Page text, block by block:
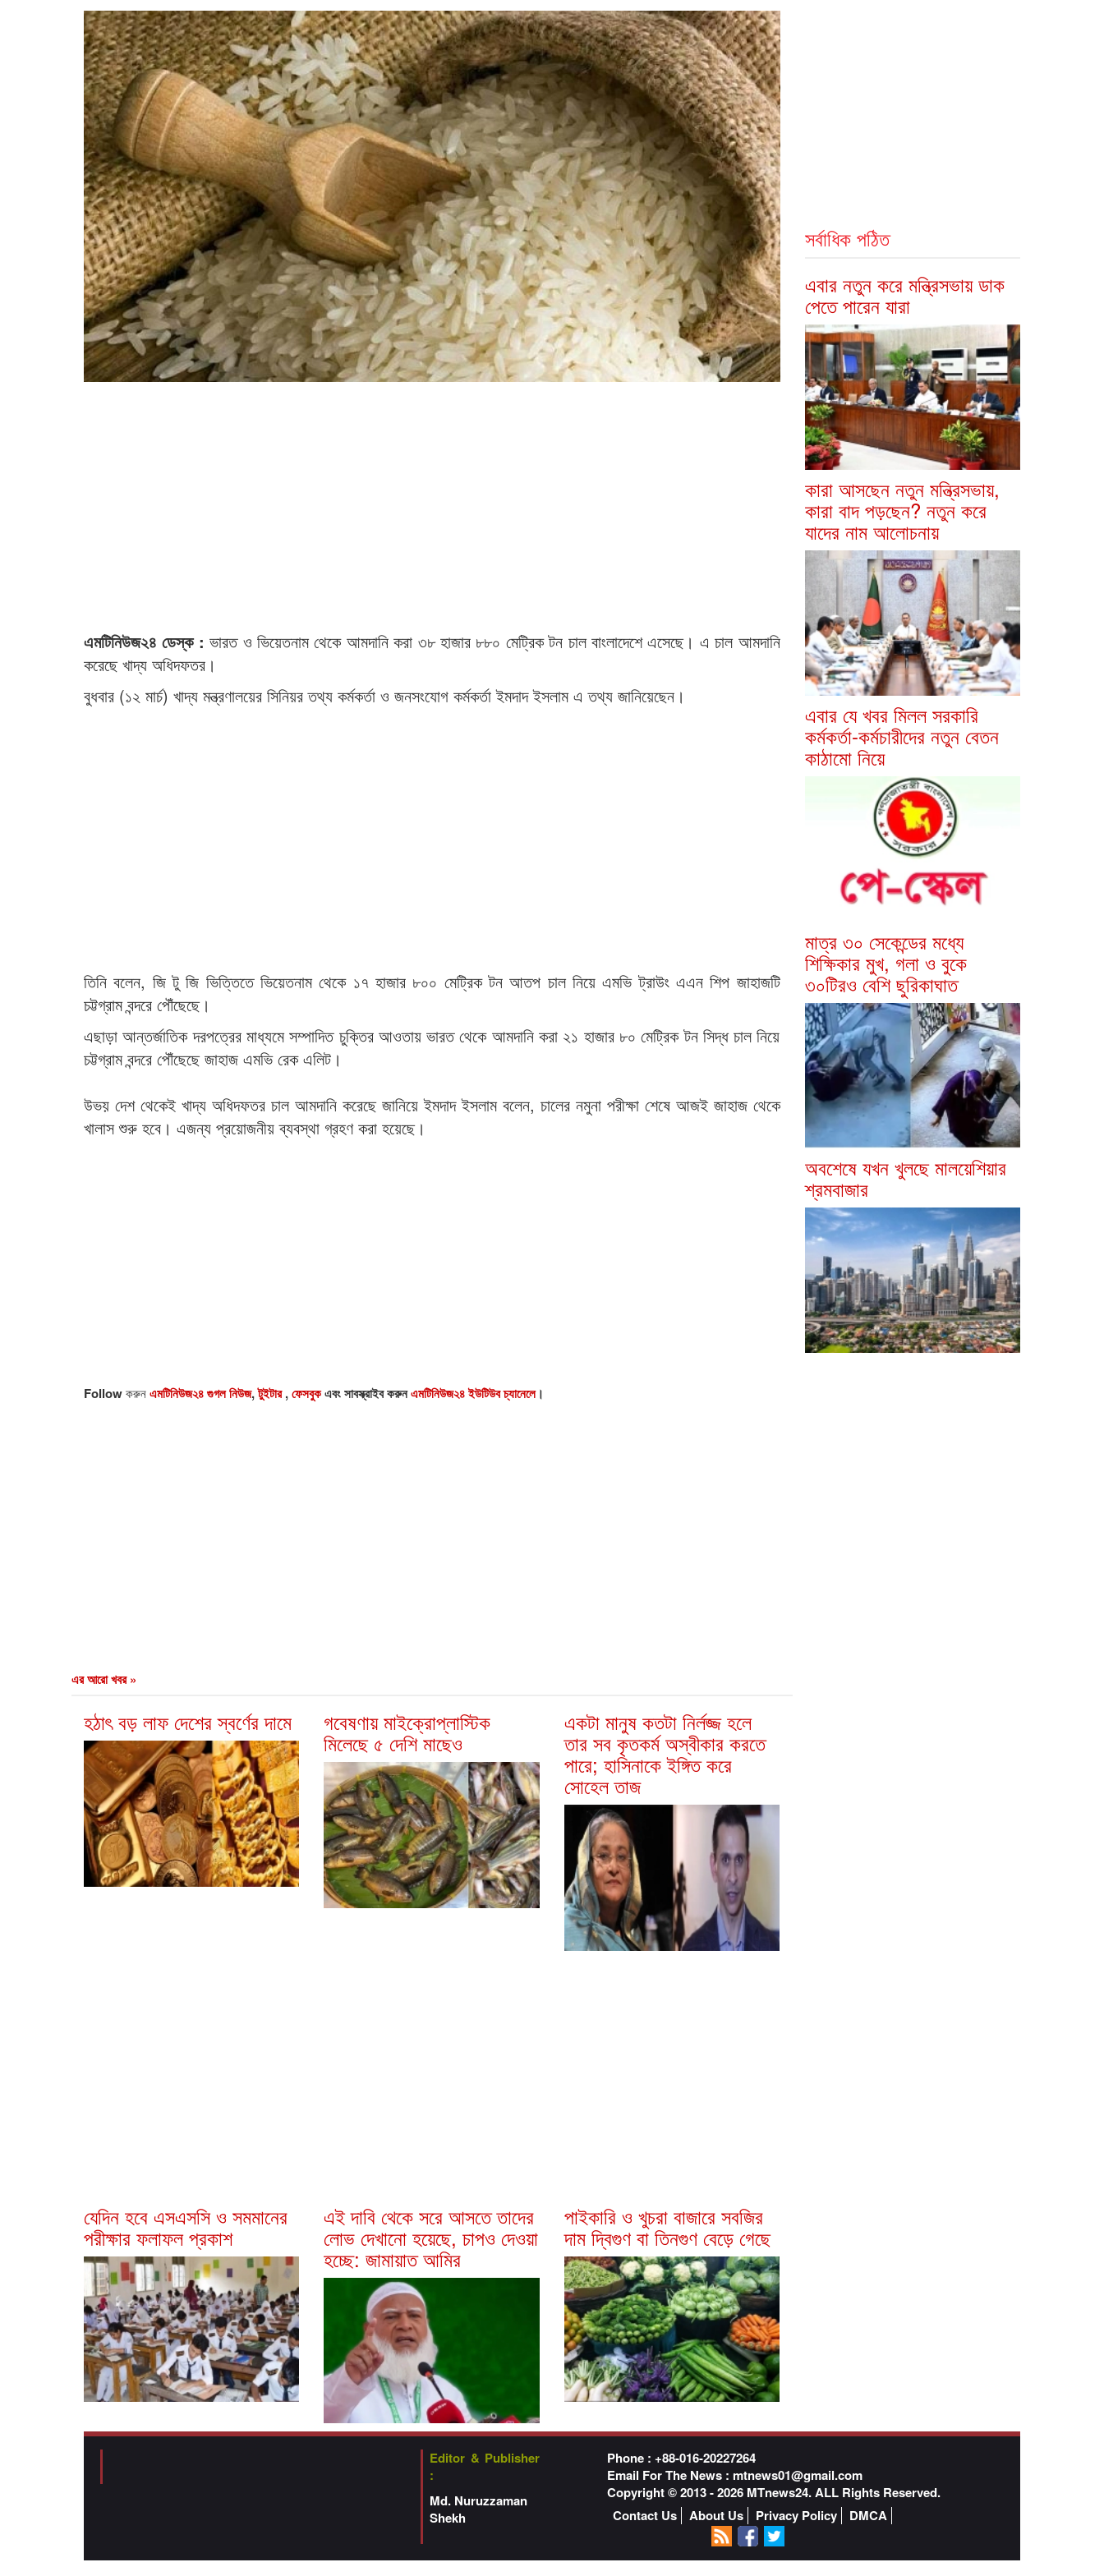
এমটিনিউজ২৪ ডেস্ক :ভারত ও ভিয়েতনাম থেকে আমদানি করা ৩৮ হাজার ৮৮০ মেট্রিক টন চাল বাংলাদেশে এসেছে। এ চাল আমদানি
করেছে খাদ্য অধিদফতর।
বুধবার (১২ মার্চ) খাদ্য মন্ত্রণালয়ের সিনিয়র তথ্য কর্মকর্তা ও জনসংযোগ কর্মকর্তা ইমদাদ ইসলাম এ তথ্য জানিয়েছেন।
তিনি বলেন, জি টু জি ভিত্তিতে ভিয়েতনাম থেকে ১৭ হাজার ৮০০ মেট্রিক টন আতপ চাল নিয়ে এমভি ট্রাউং এএন শিপ জাহাজটি
চট্টগ্রাম বন্দরে পৌঁছেছে।
এছাড়া আন্তর্জাতিক দরপত্রের মাধ্যমে সম্পাদিত চুক্তির আওতায় ভারত থেকে আমদানি করা ২১ হাজার ৮০ মেট্রিক টন সিদ্ধ চাল নিয়ে
চট্টগ্রাম বন্দরে পৌঁছেছে জাহাজ এমভি রেক এলিট।
উভয় দেশ থেকেই খাদ্য অধিদফতর চাল আমদানি করেছে জানিয়ে ইমদাদ ইসলাম বলেন, চালের নমুনা পরীক্ষা শেষে আজই জাহাজ থেকে
খালাস শুরু হবে। এজন্য প্রয়োজনীয় ব্যবস্থা গ্রহণ করা হয়েছে।
Followকরুনএমটিনিউজ২৪ গুগল নিউজ,টুইটার,ফেসবুকএবং সাবস্ক্রাইব করুনএমটিনিউজ২৪ ইউটিউব চ্যানেলে।
এর আরো খবর »
হঠাৎ বড় লাফ দেশের স্বর্ণের দামে গবেষণায় মাইক্রোপ্লাস্টিক
মিলেছে ৫ দেশি মাছেও
একটা মানুষ কতটা নির্লজ্জ হলে
তার সব কৃতকর্ম অস্বীকার করতে
পারে; হাসিনাকে ইঙ্গিত করে
সোহেল তাজ
যেদিন হবে এসএসসি ও সমমানের
পরীক্ষার ফলাফল প্রকাশ
এই দাবি থেকে সরে আসতে তাদের
লোভ দেখানো হয়েছে, চাপও দেওয়া
হচ্ছে: জামায়াত আমির
পাইকারি ও খুচরা বাজারে সবজির
দাম দ্বিগুণ বা তিনগুণ বেড়ে গেছে
সর্বাধিক পঠিত
এবার নতুন করে মন্ত্রিসভায় ডাক
পেতে পারেন যারা
কারা আসছেন নতুন মন্ত্রিসভায়,
কারা বাদ পড়ছেন? নতুন করে
যাদের নাম আলোচনায়
এবার যে খবর মিলল সরকারি
কর্মকর্তা-কর্মচারীদের নতুন বেতন
কাঠামো নিয়ে
মাত্র ৩০ সেকেন্ডের মধ্যে
শিক্ষিকার মুখ, গলা ও বুকে
৩০টিরও বেশি ছুরিকাঘাত
অবশেষে যখন খুলছে মালয়েশিয়ার
শ্রমবাজার
Editor & Publisher
:
Md. Nuruzzaman
Shekh
Phone : +88-016-20227264
Email For The News : mtnews01@gmail.com
Copyright © 2013 - 2026 MTnews24. ALL Rights Reserved.
Contact Us
About Us Privacy Policy DMCA